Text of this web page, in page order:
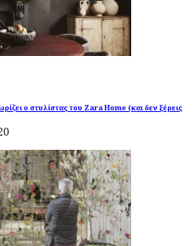
ο στυλίστας του Zara Home (και δεν ξέρεις